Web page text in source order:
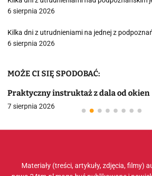
6 sierpnia 2026
Kilka dni z utrudnieniami na jednej z
6 sierpnia 2026
MOŻE CI SIĘ SPODOBAĆ:
Praktyczny instruktaż z dala od okien
7 sierpnia 2026
Materiały (treści, artykuły, zdjęcia, filmy)